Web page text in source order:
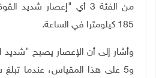
من الفئة 3 أي "إعصار
185 كيلومترا في الساعة.
و5 على هذا المقياس، عندما